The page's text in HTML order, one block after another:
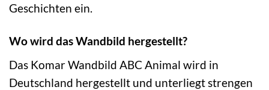
Geschichten ein.
Wo wird das Wandbild hergestellt?
Das Komar Wandbild ABC Animal wird in
Deutschland hergestellt und unterliegt strengen